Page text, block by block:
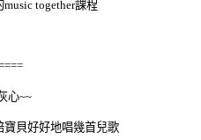
music together課程
心~~
寶貝好好地唱幾首兒歌